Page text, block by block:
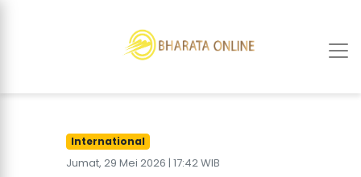
International
Jumat, 29 Mei 2026 | 17:42 WIB